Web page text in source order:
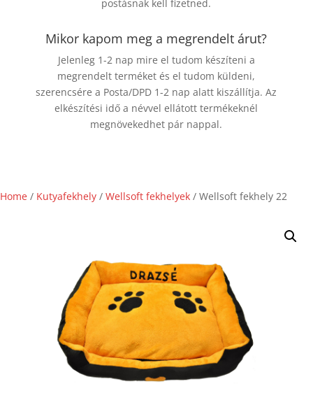
postásnak kell fizetned.
Mikor kapom meg a megrendelt árut?
Jelenleg 1-2 nap mire el tudom készíteni a
megrendelt terméket és el tudom küldeni,
szerencsére a Posta/DPD 1-2 nap alatt kiszállítja. Az
elkészítési idő a névvel ellátott termékeknél
megnövekedhet pár nappal.
Home / Kutyafekhely / Wellsoft fekhelyek / Wellsoft fekhely 22